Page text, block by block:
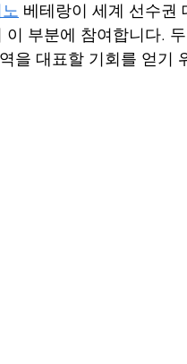
베테랑이 세계 선수권
부분에 참여합니다.
을 대표할 기회를 얻기